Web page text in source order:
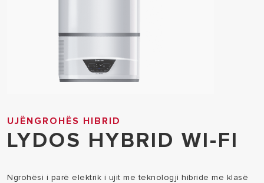
UJËNGROHËS HIBRID
LYDOS HYBRID WI-FI
Ngrohësi i parë elektrik i ujit me teknologji hibride me klasë